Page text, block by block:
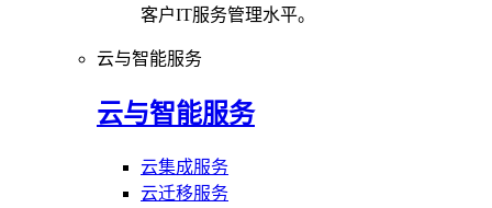
客户IT服务管理水平。
云与智能服务
云与智能服务
云集成服务
云迁移服务